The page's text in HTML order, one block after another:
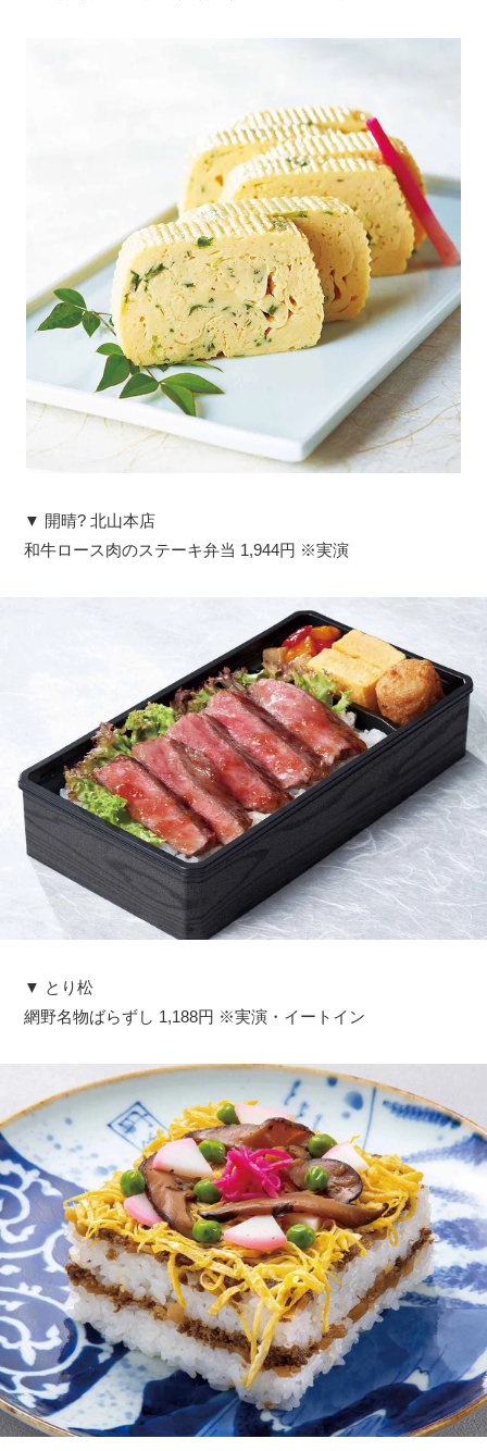
▼ 開晴? 北山本店
和牛ロース肉のステーキ弁当 1,944円 ※実演
▼ とり松
網野名物ばらずし 1,188円 ※実演・イートイン